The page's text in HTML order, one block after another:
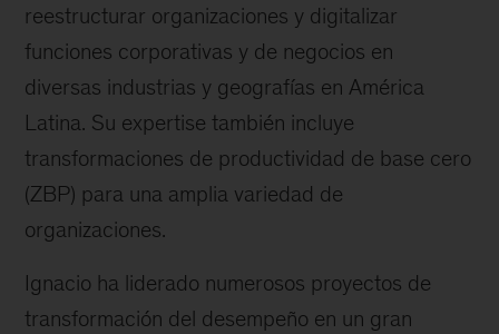
reestructurar organizaciones y digitalizar
funciones corporativas y de negocios en
diversas industrias y geografías en América
Latina. Su expertise también incluye
transformaciones de productividad de base cero
(ZBP) para una amplia variedad de
organizaciones.
Ignacio ha liderado numerosos proyectos de
transformación del desempeño en un gran